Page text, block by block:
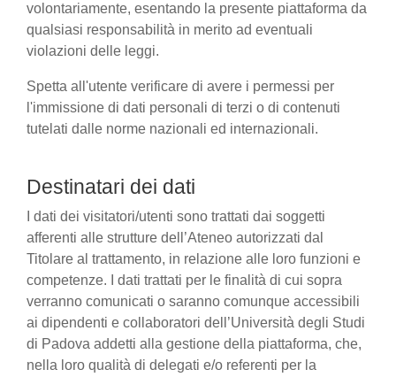
volontariamente, esentando la presente piattaforma da
qualsiasi responsabilità in merito ad eventuali
violazioni delle leggi.
Spetta all'utente verificare di avere i permessi per
l'immissione di dati personali di terzi o di contenuti
tutelati dalle norme nazionali ed internazionali.
Destinatari dei dati
I dati dei visitatori/utenti sono trattati dai soggetti
afferenti alle strutture dell’Ateneo autorizzati dal
Titolare al trattamento, in relazione alle loro funzioni e
competenze. I dati trattati per le finalità di cui sopra
verranno comunicati o saranno comunque accessibili
ai dipendenti e collaboratori dell’Università degli Studi
di Padova addetti alla gestione della piattaforma, che,
nella loro qualità di delegati e/o referenti per la